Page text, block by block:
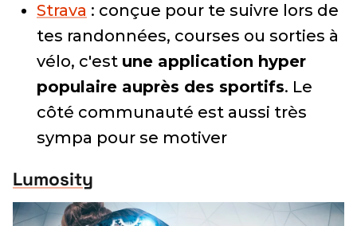
Strava : conçue pour te suivre lors de
tes randonnées, courses ou sorties à
vélo, c'est une application hyper
populaire auprès des sportifs. Le
côté communauté est aussi très
sympa pour se motiver
Lumosity